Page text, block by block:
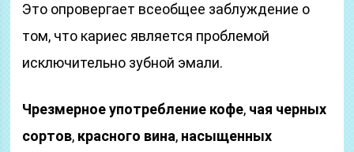
Это опровергает всеобщее заблуждение о
том, что кариес является проблемой
исключительно зубной эмали.
Чрезмерное употребление кофе, чая черных
сортов, красного вина, насыщенных